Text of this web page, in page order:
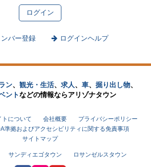
バー登録 ログインヘルプ
ン、 観光・生活、 求人、 車、 掘り出し物、
ントなどの情報ならアリゾナタウン
トについて 会社概要
プライバシーポリシー
準拠およびアクセシビリティに関する免責事項
サイトマップ
サンディエゴタウン ロサンゼルスタウン